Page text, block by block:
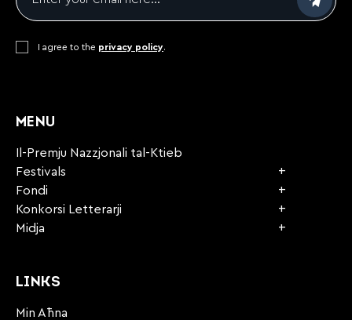
MENU
Il-Premju Nazzjonali tal-Ktieb
Festivals
Fondi
Konkorsi Letterarji
Midja
LINKS
Min Aħna
Consent*
I agree to the privacy policy.